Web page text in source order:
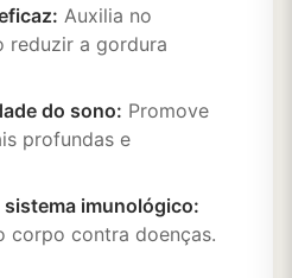
Auxilia no
reduzir a gordura
do sono: Promove
profundas e
imunológico:
corpo contra doenças.